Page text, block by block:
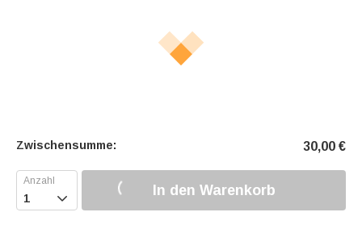
Zwischensumme: 30,00 €
 In den Warenkorb